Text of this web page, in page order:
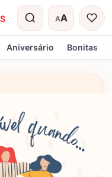
AA
Tamanho do
Aniversário Bonitas